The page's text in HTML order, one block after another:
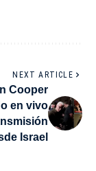
NEXT ARTICLE
Cooper
en vivo
Israel